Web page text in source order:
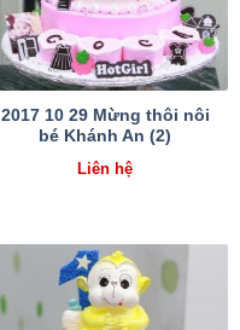
2017 10 29 Mừng thôi nôi
bé Khánh An (2)
Liên hệ